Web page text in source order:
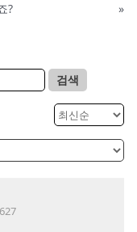
? »
검색